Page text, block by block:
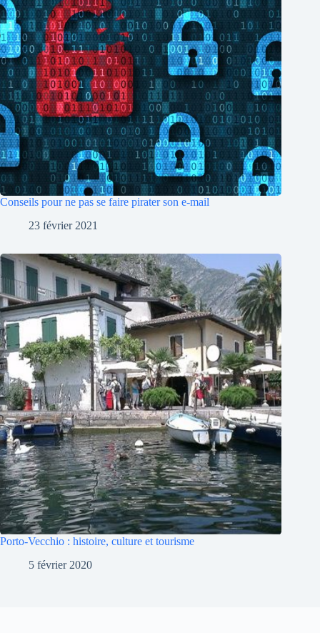
Conseils pour ne pas se faire pirater son e-mail
23 février 2021
Porto-Vecchio : histoire, culture et tourisme
5 février 2020